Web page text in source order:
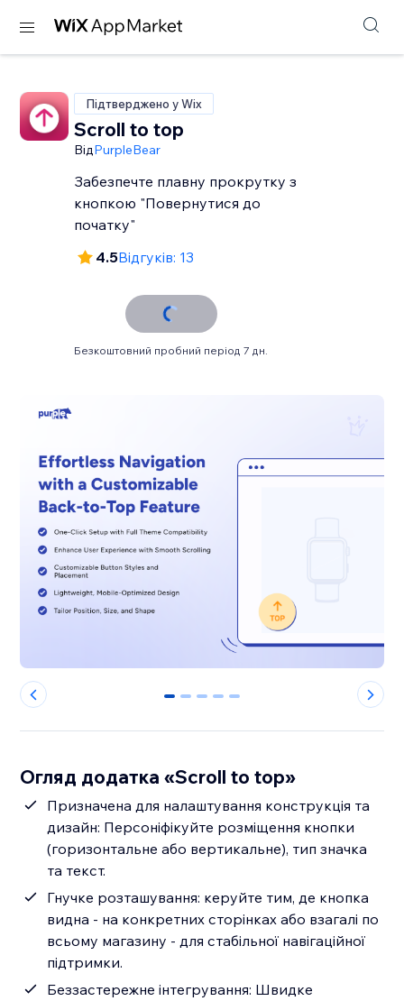
Підтверджено у Wix
Scroll to top
ВідPurpleBear
Забезпечте плавну прокрутку з
кнопкою "Повернутися до
початку"
4.5Відгуків: 13
Безкоштовний пробний період 7 дн.
0 1 2 3 4
Огляд додатка «Scroll to top»
Призначена для налаштування конструкція та
дизайн: Персоніфікуйте розміщення кнопки
(горизонтальне або вертикальне), тип значка
та текст.
Гнучке розташування: керуйте тим, де кнопка
видна - на конкретних сторінках або взагалі по
всьому магазину - для стабільної навігаційної
підтримки.
Беззастережне інтегрування: Швидке